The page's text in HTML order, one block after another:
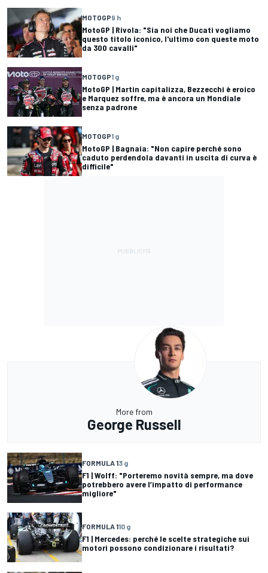
MOTOGP9 h
MotoGP | Rivola: "Sia noi che Ducati vogliamo
questo titolo iconico, l'ultimo con queste moto
da 300 cavalli"
MOTOGP1 g
MotoGP | Martin capitalizza, Bezzecchi è eroico
e Marquez soffre, ma è ancora un Mondiale
senza padrone
MOTOGP1 g
MotoGP | Bagnaia: "Non capire perché sono
caduto perdendola davanti in uscita di curva è
difficile"
More from
George Russell
FORMULA 13 g
F1 | Wolff: "Porteremo novità sempre, ma dove
potrebbero avere l’impatto di performance
migliore"
FORMULA 110 g
F1 | Mercedes: perché le scelte strategiche sui
motori possono condizionare i risultati?